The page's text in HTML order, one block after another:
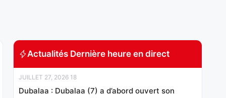
Actualités Dernière heure en direct
JUILLET 27, 2026 18
Dubalaa : Dubalaa (7) a d’abord ouvert son